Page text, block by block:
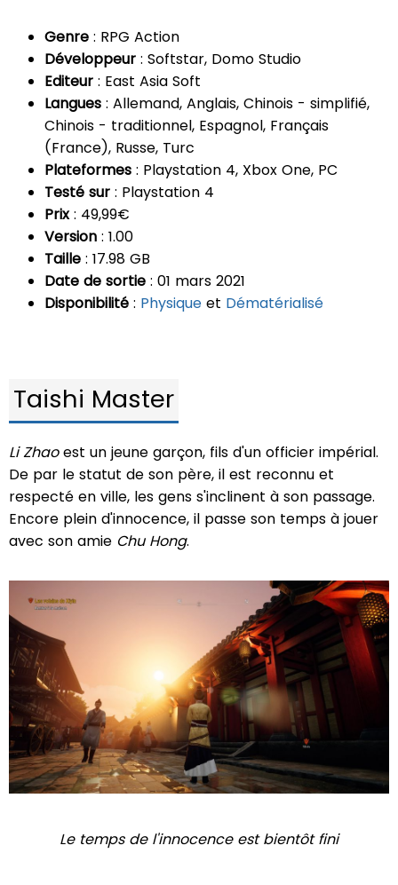
Genre : RPG Action
Développeur : Softstar, Domo Studio
Editeur : East Asia Soft
Langues : Allemand, Anglais, Chinois - simplifié,
Chinois - traditionnel, Espagnol, Français
(France), Russe, Turc
Plateformes : Playstation 4, Xbox One, PC
Testé sur : Playstation 4
Prix: 49,99€
Version : 1.00
Taille : 17.98 GB
Date de sortie : 01 mars 2021
Disponibilité : Physique et Dématérialisé
Taishi Master
Li Zhaoest un jeune garçon, fils d'un officier impérial.
De par le statut de son père, il est reconnu et
respecté en ville, les gens s'inclinent à son passage.
Encore plein d'innocence, il passe son temps à jouer
avec son amie Chu Hong.
Le temps de l'innocence est bientôt fini